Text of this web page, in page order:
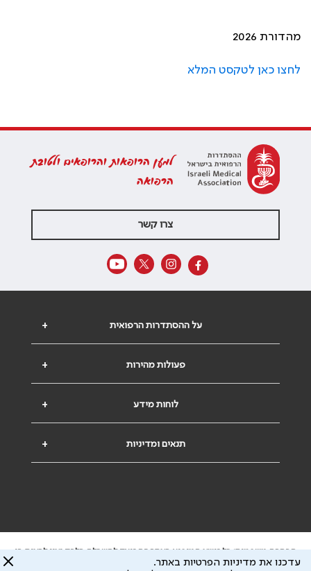
מהדורת 2026
לחצו כאן לטקסט המלא
למען הרופאות והרופאים ולטובת
הרפואה
צרו קשר
+ על ההסתדרות הרפואית
+ פעולות מהירות
+ לוחות מידע
+ תנאים ומדיניות
הבהרה משפטית: כל נושא המופיע באתר זה נועד להשכלה בלבד ואין לראות בו
ייעוץ רפואי או משפטי. אין הר"י אחראית לתוכן המתפרסם באתר זה ולכל נזק
עדכנו את מדיניות הפרטיות באתר.